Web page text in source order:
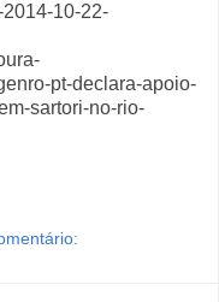
10-22-
pt-declara-apoio-
sartori-no-rio-